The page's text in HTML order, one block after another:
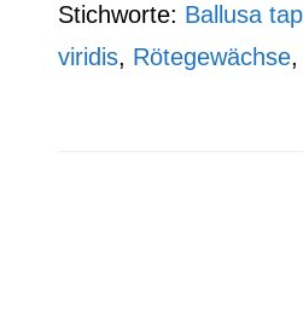
Stichworte: Ballusa
viridis, Rötegewächse,